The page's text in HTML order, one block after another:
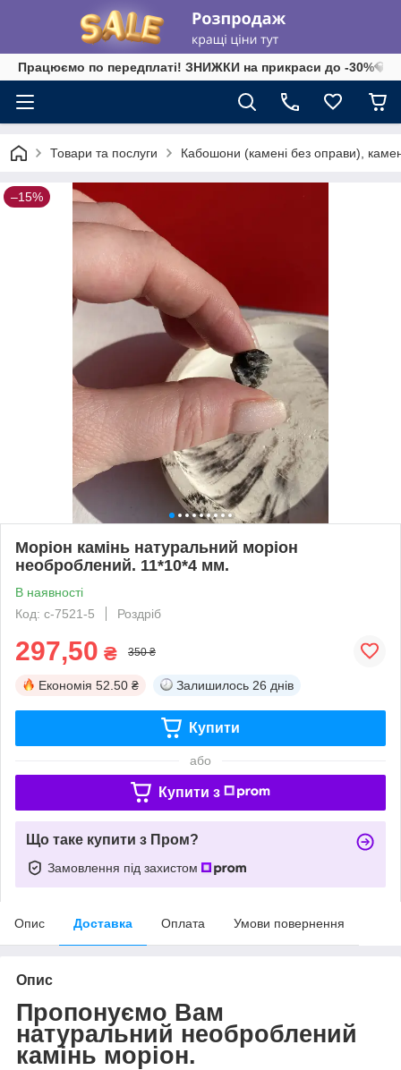
Працюємо по передплаті! ЗНИЖКИ на прикраси до -30%💎
Товари та послуги Кабошони (камені без оправи),
–15%
Моріон камінь натуральний моріон
необроблений. 11*10*4 мм.
В наявності
Код: с-7521-5
Роздріб
297,50 ₴ 350 ₴
Економія 52.50 ₴ Залишилось 26 днів
Купити
або
Купити з
Що таке купити з Пром?
Замовлення під захистом
Опис Доставка Оплата Умови повернення
Опис
Пропонуємо Вам
натуральний необроблений
камінь моріон.